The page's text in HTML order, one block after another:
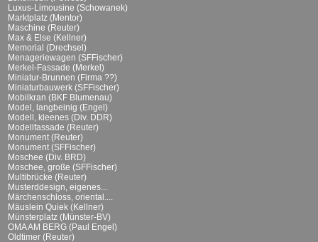
Luxus-Limousine (Schowanek)
Marktplatz (Mentor)
Maschine (Reuter)
Max & Else (Kellner)
Memorial (Drechsel)
Menageriewagen (SFFischer)
Merkel-Fassade (Merkel)
Miniatur-Brunnen (Firma ??)
Miniaturbauwerk (SFFischer)
Mobilkran (BKF Blumenau)
Model, langbeinig (Engel)
Modell, kleenes (Div. DDR)
Modellfassade (Reuter)
Monument (Reuter)
Monument (SFFischer)
Moschee (Div. BRD)
Moschee, große (SFFischer)
Multibrücke (Reuter)
Musterddesign, eigenes...
Märchenschloss, oriental....
Mäuslein Quiek (Kellner)
Münsterplatz (Münster-BV)
OMA AM BERG (Paul Engel)
Oldtimer (Reuter)